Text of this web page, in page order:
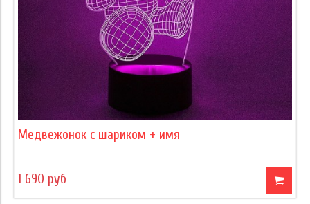
Медвежонок с шариком + имя
1 690 руб